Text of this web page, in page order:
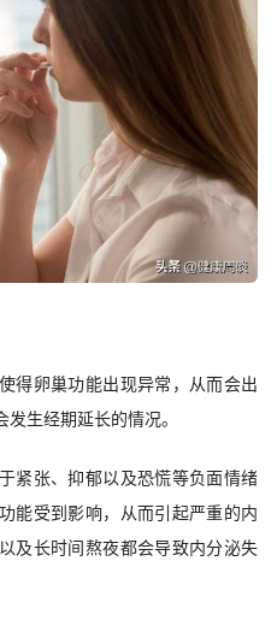
卵巢功能出现异常，从而会出
生经期延长的情况。
紧张、抑郁以及恐慌等负面情绪
能受到影响，从而引起严重的内
及长时间熬夜都会导致内分泌失